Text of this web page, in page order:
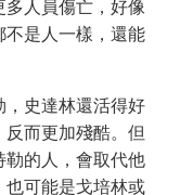
多人員傷亡，好像
不是人一樣，還能
，史達林還活得好
而更加殘酷。但
勒的人，會取代他
也可能是戈培林或